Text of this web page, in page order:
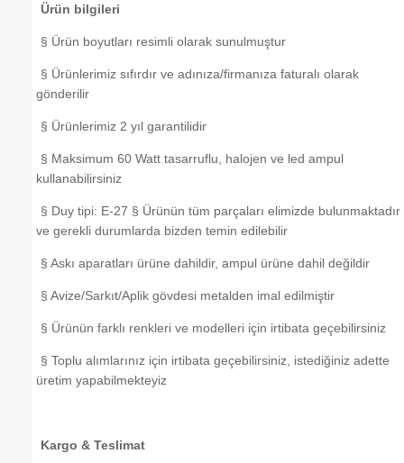
Ürün bilgileri
§ Ürün boyutları resimli olarak sunulmuştur
§ Ürünlerimiz sıfırdır ve adınıza/firmanıza faturalı olarak
gönderilir
§ Ürünlerimiz 2 yıl garantilidir
§ Maksimum 60 Watt tasarruflu, halojen ve led ampul
kullanabilirsiniz
§ Duy tipi: E-27 § Ürünün tüm parçaları elimizde bulunmaktadır
ve gerekli durumlarda bizden temin edilebilir
§ Askı aparatları ürüne dahildir, ampul ürüne dahil değildir
§ Avize/Sarkıt/Aplik gövdesi metalden imal edilmiştir
§ Ürünün farklı renkleri ve modelleri için irtibata geçebilirsiniz
§ Toplu alımlarınız için irtibata geçebilirsiniz, istediğiniz adette
üretim yapabilmekteyiz
Kargo & Teslimat